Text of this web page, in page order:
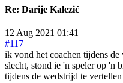
Re: Darije Kalezić
12 Aug 2021 01:41
#117
ik vond het coachen tijdens
slecht, stond ie 'n speler op 'n
tijdens de wedstrijd te